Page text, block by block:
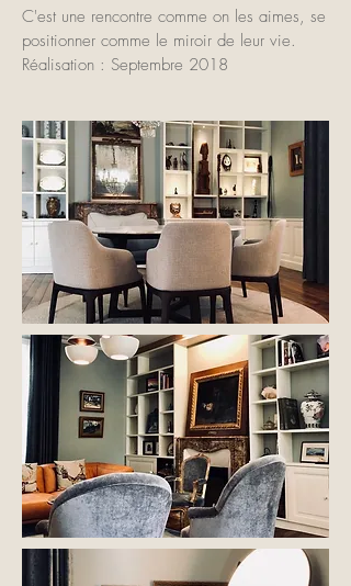
C'est une rencontre comme on les aimes, se
positionner comme le miroir de leur vie.
Réalisation : Septembre 2018